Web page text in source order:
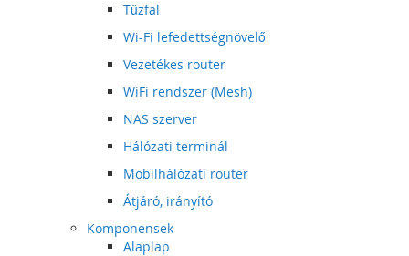
Tűzfal
Wi-Fi lefedettségnövelő
Vezetékes router
WiFi rendszer (Mesh)
NAS szerver
Hálózati terminál
Mobilhálózati router
Átjáró, irányító
Komponensek
Alaplap